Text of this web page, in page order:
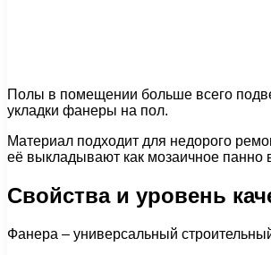
Полы в помещении больше всего
укладки фанеры на пол.
Материал подходит для недорого
её выкладывают как мозаичное панно
Свойства и уровень
Фанера – универсальный